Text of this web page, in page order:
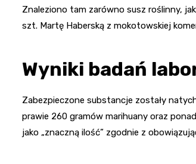
Znaleziono tam zarówno susz roślinny,
szt. Martę Haberską z mokotowskiej
Wyniki badań
Zabezpieczone substancje zostały
prawie 260 gramów marihuany oraz
jako „znaczną ilość” zgodnie z